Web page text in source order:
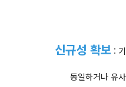
신규성 확보 :
동일하거나 유